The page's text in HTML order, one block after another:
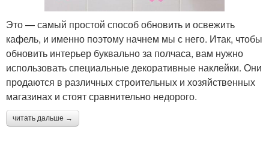
Это — самый простой способ обновить и освежить
кафель, и именно поэтому начнем мы с него. Итак, чтобы
обновить интерьер буквально за полчаса, вам нужно
использовать специальные декоративные наклейки. Они
продаются в различных строительных и хозяйственных
магазинах и стоят сравнительно недорого.
читать дальше →